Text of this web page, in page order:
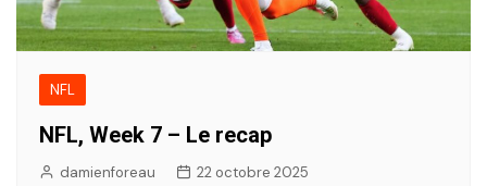
NFL
NFL, Week 7 – Le recap
damienforeau 22 octobre 2025